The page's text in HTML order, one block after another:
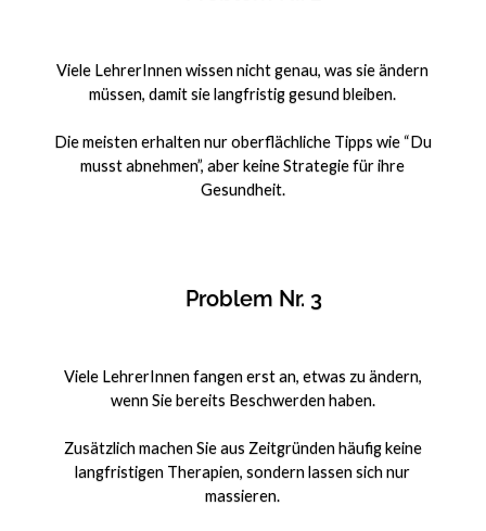
Viele LehrerInnen wissen nicht genau, was sie ändern
müssen, damit sie langfristig gesund bleiben.
Die meisten erhalten nur oberflächliche Tipps wie “Du
musst abnehmen”, aber keine Strategie für ihre
Gesundheit.
Problem Nr. 3
Viele LehrerInnen fangen erst an, etwas zu ändern,
wenn Sie bereits Beschwerden haben.
Zusätzlich machen Sie aus Zeitgründen häufig keine
langfristigen Therapien, sondern lassen sich nur
massieren.